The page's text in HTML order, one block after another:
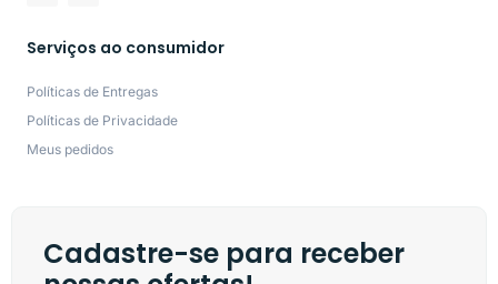
Serviços ao consumidor
Políticas de Entregas
Políticas de Privacidade
Meus pedidos
Cadastre-se para receber